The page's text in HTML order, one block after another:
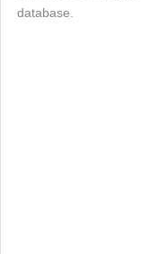
database.